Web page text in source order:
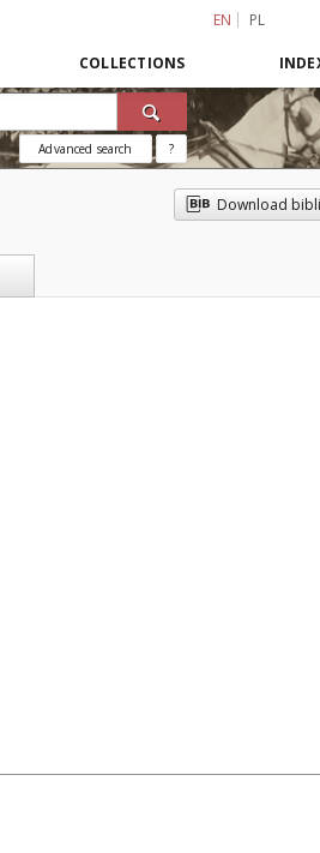
EN PL
COLLECTIONS
Advanced search ?
Download